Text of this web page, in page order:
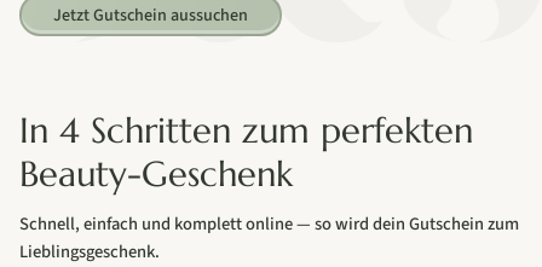
Jetzt Gutschein aussuchen
In 4 Schritten zum perfekten
Beauty-Geschenk
Schnell, einfach und komplett online — so wird dein Gutschein zum
Lieblingsgeschenk.